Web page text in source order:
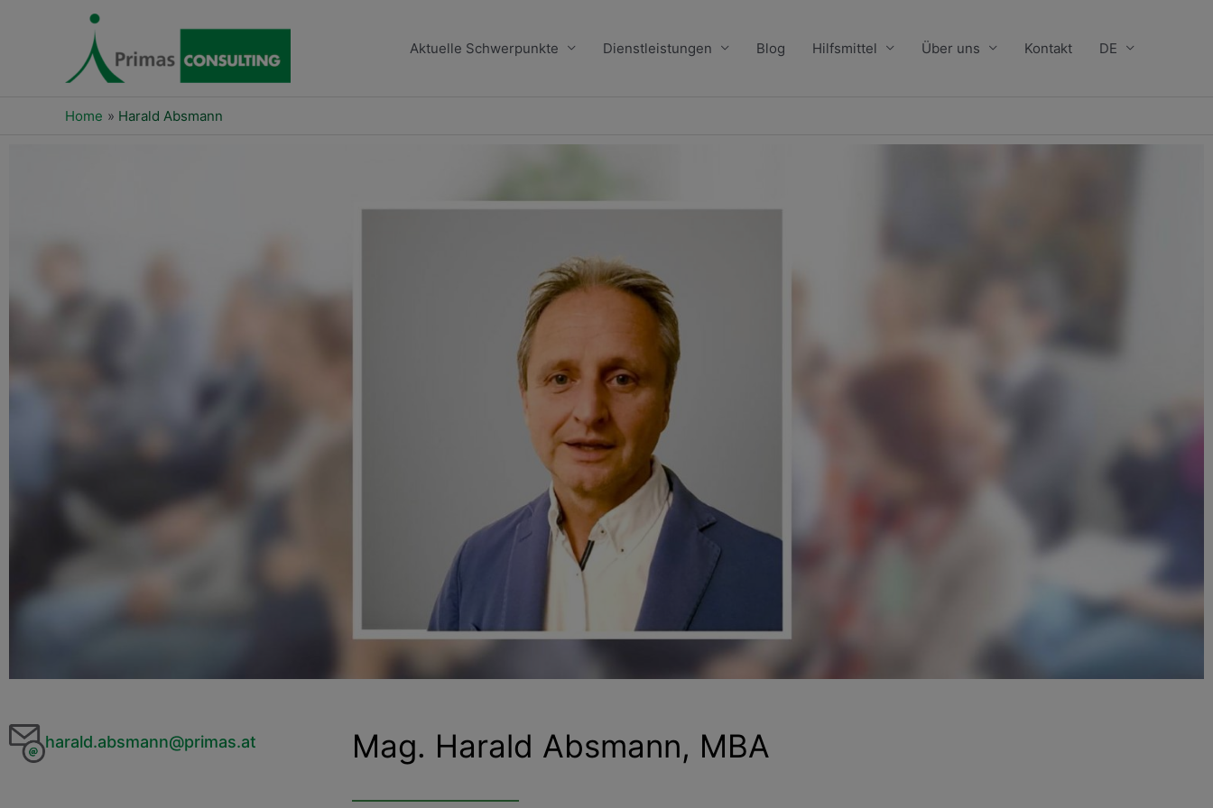
Aktuelle Schwerpunkte Dienstleistungen Blog Hilfsmittel Über uns Kontakt DE
Home Harald Absmann
harald.absmann@primas.at Mag. Harald Absmann, MBA